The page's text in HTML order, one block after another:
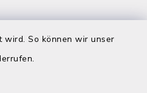
wird. So können wir unser